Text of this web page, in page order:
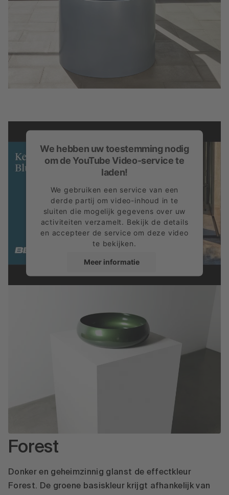
We hebben uw toestemming nodig
om de YouTube Video-service te
laden!
We gebruiken een service van een
derde partij om video-inhoud in te
sluiten die mogelijk gegevens over uw
activiteiten verzamelt. Bekijk de details
en accepteer de service om deze video
te bekijken.
Meer informatie
Management Platform
Forest
Donker en geheimzinnig glanst de effectkleur
Forest. De groene basiskleur krijgt afhankelijk van